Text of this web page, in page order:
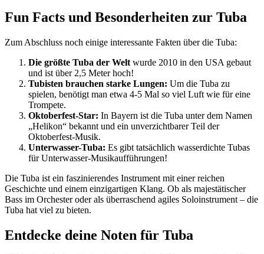
Fun Facts und Besonderheiten zur Tuba
Zum Abschluss noch einige interessante Fakten über die Tuba:
Die größte Tuba der Welt wurde 2010 in den USA gebaut
und ist über 2,5 Meter hoch!
Tubisten brauchen starke Lungen: Um die Tuba zu
spielen, benötigt man etwa 4-5 Mal so viel Luft wie für eine
Trompete.
Oktoberfest-Star: In Bayern ist die Tuba unter dem Namen
„Helikon“ bekannt und ein unverzichtbarer Teil der
Oktoberfest-Musik.
Unterwasser-Tuba: Es gibt tatsächlich wasserdichte Tubas
für Unterwasser-Musikaufführungen!
Die Tuba ist ein faszinierendes Instrument mit einer reichen
Geschichte und einem einzigartigen Klang. Ob als majestätischer
Bass im Orchester oder als überraschend agiles Soloinstrument – die
Tuba hat viel zu bieten.
Entdecke deine Noten für Tuba